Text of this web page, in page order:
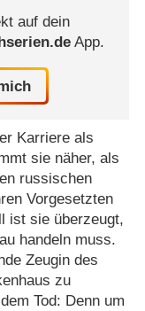
auf dein
App.
Karriere als
sie näher, als
russischen
Vorgesetzten
ist sie überzeugt,
handeln muss.
Zeugin des
zu
Tod: Denn um